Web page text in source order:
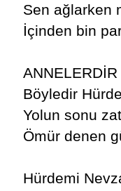
Sen ağlarken
İçinden bin
Böyledir
Yolun sonu
Ömür denen
Hürdemi